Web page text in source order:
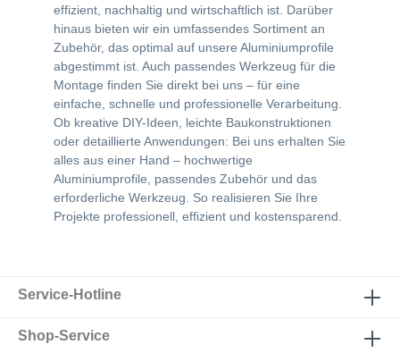
effizient, nachhaltig und wirtschaftlich ist. Darüber
hinaus bieten wir ein umfassendes Sortiment an
Zubehör, das optimal auf unsere Aluminiumprofile
abgestimmt ist. Auch passendes Werkzeug für die
Montage finden Sie direkt bei uns – für eine
einfache, schnelle und professionelle Verarbeitung.
Ob kreative DIY-Ideen, leichte Baukonstruktionen
oder detaillierte Anwendungen: Bei uns erhalten Sie
alles aus einer Hand – hochwertige
Aluminiumprofile, passendes Zubehör und das
erforderliche Werkzeug. So realisieren Sie Ihre
Projekte professionell, effizient und kostensparend.
Service-Hotline
Shop-Service